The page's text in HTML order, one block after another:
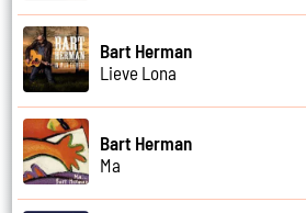
Bart Herman
Lieve Lona
Bart Herman
Ma